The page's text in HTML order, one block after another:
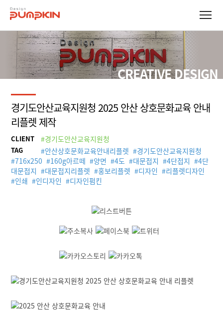
CREATIVE DESIGN
경기도안산교육지원청 2025 안산 상호문화교육 안내
리플렛 제작
CLIENT #경기도안산교육지원청
TAG #안산상호문화교육안내리플렛 #경기도안산교육지원청
#716x250 #160g아르떼 #양면 #4도 #대문접지 #4단접지 #4단
대문접지 #대문접지리플렛 #홍보리플렛 #디자인 #리플렛디자인
#인쇄 #인디자인 #디자인펌킨